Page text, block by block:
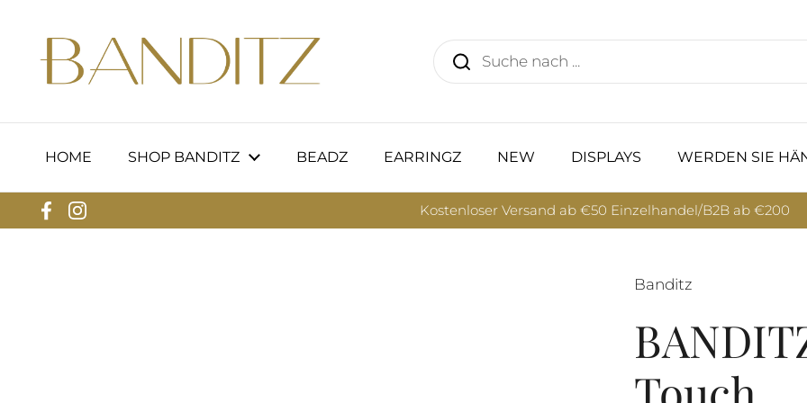
HOME SHOP BANDITZ BEADZ EARRINGZ NEW DISPLAYS WERDEN SIE
Facebook
Instagram
Kostenloser Versand ab €50 Einzelhandel/B2B ab €200
Banditz